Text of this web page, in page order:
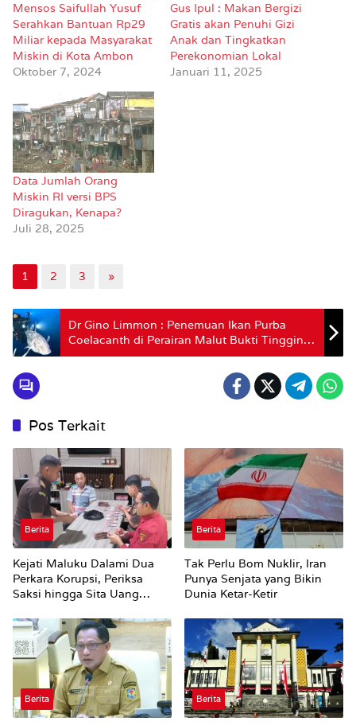
Mensos Saifullah Yusuf
Serahkan Bantuan Rp29
Miliar kepada Masyarakat
Miskin di Kota Ambon
Oktober 7, 2024
Gus Ipul : Makan Bergizi
Gratis akan Penuhi Gizi
Anak dan Tingkatkan
Perekonomian Lokal
Januari 11, 2025
Data Jumlah Orang
Miskin RI versi BPS
Diragukan, Kenapa?
Juli 28, 2025
1 2 3 »
Dr Gino Limmon : Penemuan Ikan Purba
Coelacanth di Perairan Malut Bukti Tingginya
Keanekaragaman Hayati di Kawasan Ini
Pos Terkait
Berita
Kejati Maluku Dalami Dua
Perkara Korupsi, Periksa
Saksi hingga Sita Uang
Berita
Tak Perlu Bom Nuklir, Iran
Punya Senjata yang Bikin
Dunia Ketar-Ketir
Berita Berita